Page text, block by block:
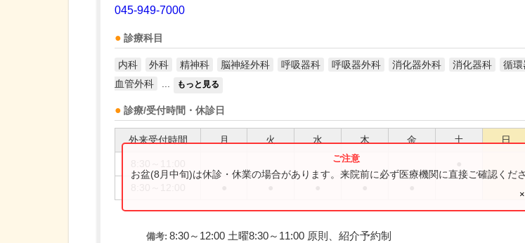
045-949-7000
診療科目
内科 外科 精神科 脳神経外科 呼吸器科 呼吸器外科 消化器外科 消化器科 循環
血管外科
もっと見る
診療/受付時間・休診日
外来受付時間 月 火 水 木 金 土 日
お盆(8月中旬)は休診・休業の場合があります。来院前に必ず医療機関に直接ご確認くださ
備考: 8:30～12:00 土曜8:30～11:00 原則、紹介予約制